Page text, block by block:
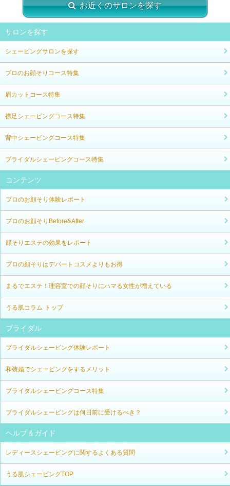
お近くのサロンを探す
サロンを探す
シェービングサロンを探す
プロのお顔そりコース特集
眉カットコース特集
襟足シェービングコース特集
背中シェービングコース特集
ブライダルシェービングコース特集
コンテンツ
プロのお顔そり体験レポート
プロのお顔そりBefore&After
顔そりエステの効果をレポート
プロの顔そりはデパートコスメよりもお得
まるでエステ！理容室での顔そりにハマる女性が増えている
うる肌コラム トップ
ブライダル
ブライダルシェービング体験レポート
和装婚でシェービングをするメリット
ブライダルシェービングコース特集
ブライダルシェービングは何日前に受けるべき？
ヘルプ＆ガイド
レディースシェービングに関するよくある質問
うる肌シェービングTOP